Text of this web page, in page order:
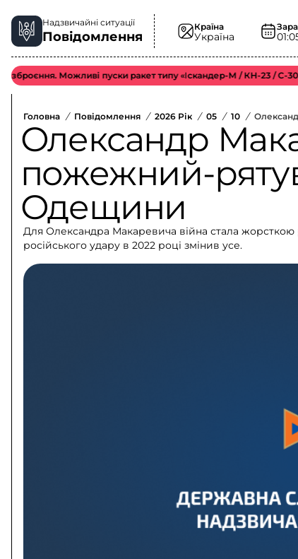
Надзвичайні ситуації
Повідомлення
Країна
Україна
Можливі пуски ракет типу «Іскандер-М / КН-23 / С-300».
Головна / Повідомлення / 2026 Рік / 05 / 10 /
Олександр
пожежний-
Одещини
Для Олександра Макаревича війна стала жорсткою
російського удару в 2022 році змінив усе.